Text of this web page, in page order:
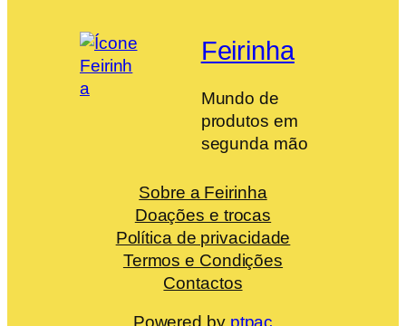
Feirinha
Mundo de
produtos em
segunda mão
Sobre a Feirinha
Doações e trocas
Política de privacidade
Termos e Condições
Contactos
Powered by ptpac